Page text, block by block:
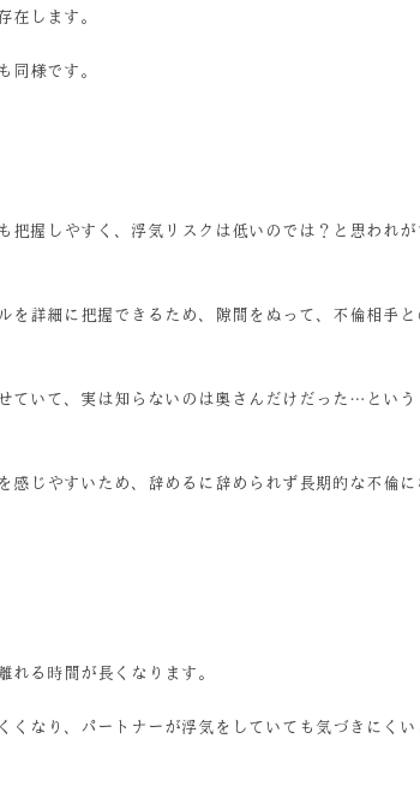
在します。
同様です。
把握しやすく、浮気リスクは低いのでは？と思われ
を詳細に把握できるため、隙間をぬって、不倫相手
ていて、実は知らないのは奥さんだけだった…とい
感じやすいため、辞めるに辞められず長期的な不倫
れる時間が長くなります。
くなり、パートナーが浮気をしていても気づきにく